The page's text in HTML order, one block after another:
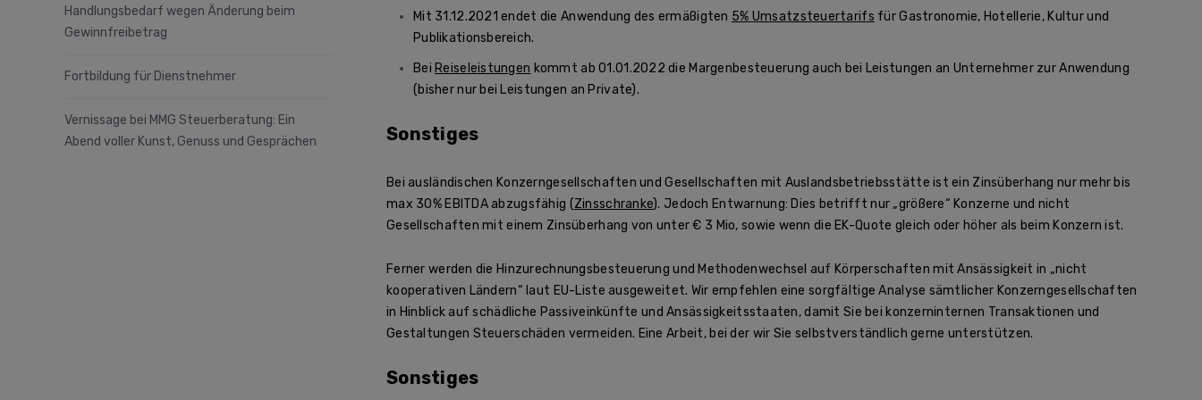
Mit 31.12.2021 endet die Anwendung des ermäßigten 5% Umsatzsteuertarifs für Gastronomie, Hotellerie, Kultur und
Publikationsbereich.
Bei Reiseleistungen kommt ab 01.01.2022 die Margenbesteuerung auch bei Leistungen an Unternehmer zur Anwendung
(bisher nur bei Leistungen an Private).
Sonstiges
Bei ausländischen Konzerngesellschaften und Gesellschaften mit Auslandsbetriebsstätte ist ein Zinsüberhang nur mehr bis
max 30% EBITDA abzugsfähig (Zinsschranke). Jedoch Entwarnung: Dies betrifft nur „größere“ Konzerne und nicht
Gesellschaften mit einem Zinsüberhang von unter € 3 Mio, sowie wenn die EK-Quote gleich oder höher als beim Konzern ist.
Ferner werden die Hinzurechnungsbesteuerung und Methodenwechsel auf Körperschaften mit Ansässigkeit in „nicht
kooperativen Ländern“ laut EU-Liste ausgeweitet. Wir empfehlen eine sorgfältige Analyse sämtlicher Konzerngesellschaften
in Hinblick auf schädliche Passiveinkünfte und Ansässigkeitsstaaten, damit Sie bei konzerninternen Transaktionen und
Gestaltungen Steuerschäden vermeiden. Eine Arbeit, bei der wir Sie selbstverständlich gerne unterstützen.
Sonstiges
Handlungsbedarf wegen Änderung beim
Gewinnfreibetrag
Fortbildung für Dienstnehmer
Vernissage bei MMG Steuerberatung: Ein
Abend voller Kunst, Genuss und Gesprächen